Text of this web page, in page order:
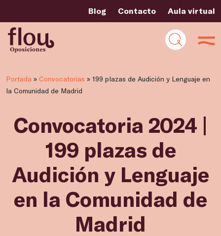
Blog Contacto Aula virtual
Portada » Convocatorias » 199 plazas de Audición y Lenguaje en
la Comunidad de Madrid
Convocatoria 2024 |
199 plazas de
Audición y Lenguaje
en la Comunidad de
Madrid